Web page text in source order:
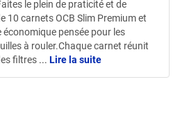
le plein de praticité et de
10 carnets OCB Slim Premium et
pensée pour les
à rouler.Chaque carnet réunit
filtres ... Lire la suite